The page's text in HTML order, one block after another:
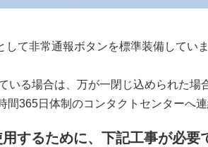
て非常通報ボタンを標準装備してい
いる場合は、万が一閉じ込められた場
365日体制のコンタクトセンターへ連
するために、下記工事が必要